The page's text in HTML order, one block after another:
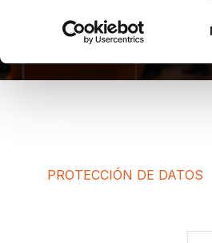
PROTECCIÓN DE DATOS